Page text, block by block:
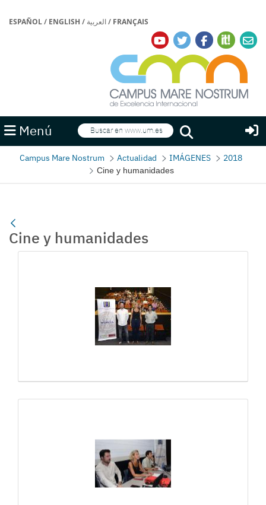
ESPAÑOL/ ENGLISH / العربية/ FRANÇAIS
Menú Buscar
Buscar
Campus Mare Nostrum Actualidad IMÁGENES 2018
Cine y humanidades
Cine y humanidades